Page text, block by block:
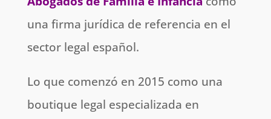
una firma jurídica de referencia en el
sector legal español.
Lo que comenzó en 2015 como una
boutique legal especializada en